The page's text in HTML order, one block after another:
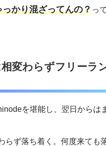
かり混ざってんの？っ
変わらずフリーラ
を堪能し、翌日からは
らず落ち着く。何度来ても